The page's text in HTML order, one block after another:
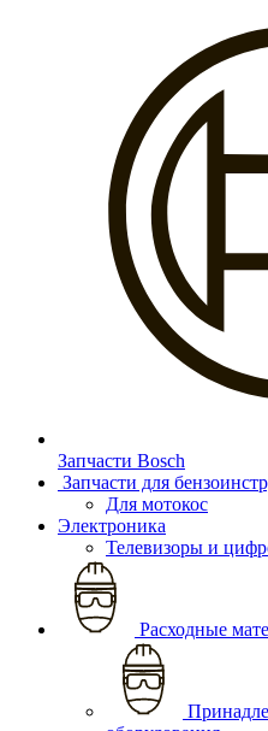
Запчасти Bosch
Запчасти для
Для мотокос
Электроника
Телевизоры и
Расходные